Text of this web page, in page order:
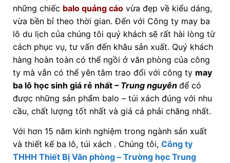
những chiếc balo quảng cáovừa đẹp về kiểu dáng,
vừa bền bỉ theo thời gian. Đến với Công ty may ba
lô du lịch của chúng tôi quý khách sẽ rất hài lòng từ
cách phục vụ, tư vấn đến khâu sản xuất. Quý khách
hàng hoàn toàn có thể ngồi ở văn phòng của công
ty mà vẫn có thể yên tâm trao đổi với công ty may
ba lô học sinh giá rẻ nhất– Trung nguyên để có
được những sản phẩm balo – túi xách đúng với nhu
cầu, chất lượng tốt nhất và giá cả phải chăng nhất.
Với hơn 15 năm kinh nghiệm trong ngành sản xuất
và thiết kế ba lô, túi xách . Chúng tôi, Công ty
THHH Thiết Bị Văn phòng – Trường học Trung